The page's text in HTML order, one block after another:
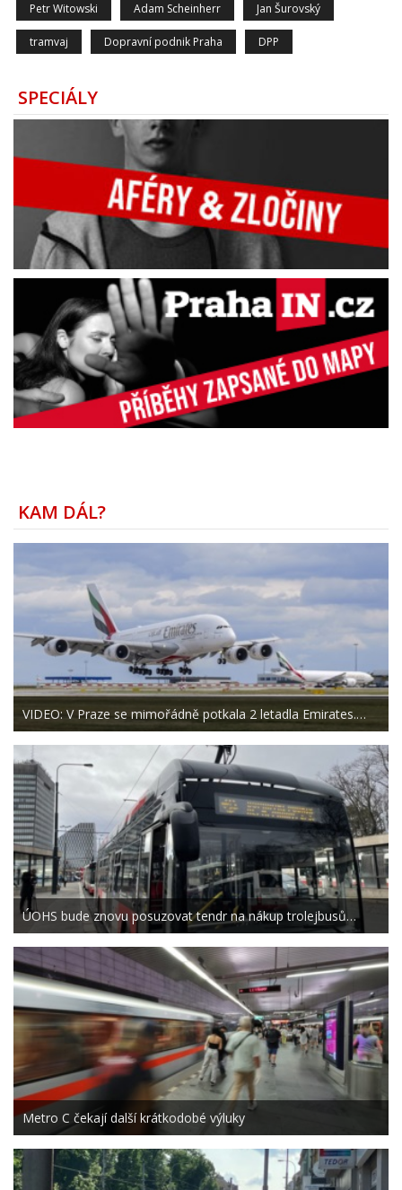
Petr Witowski Adam Scheinherr Jan Šurovský
tramvaj Dopravní podnik Praha DPP
SPECIÁLY
KAM DÁL?
VIDEO: V Praze se mimořádně potkala 2 letadla Emirates.…
ÚOHS bude znovu posuzovat tendr na nákup trolejbusů…
Metro C čekají další krátkodobé výluky